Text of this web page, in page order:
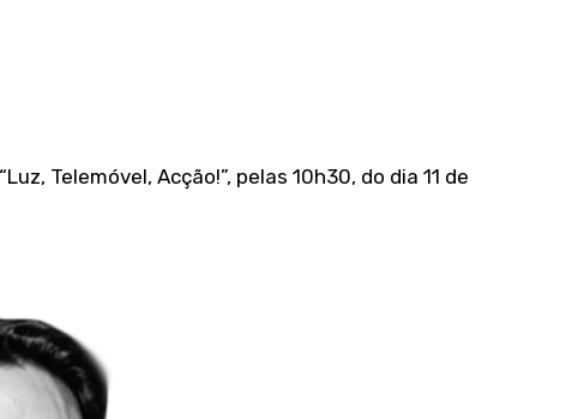
Telemóvel, Acção!”, pelas 10h30, do dia 11 de